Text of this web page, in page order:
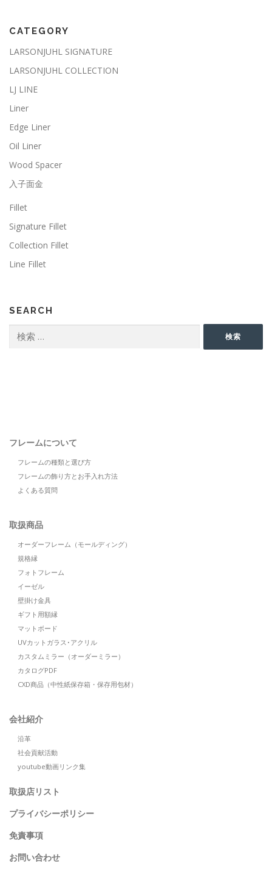
CATEGORY
LARSONJUHL SIGNATURE
LARSONJUHL COLLECTION
LJ LINE
Liner
Edge Liner
Oil Liner
Wood Spacer
入子面金
Fillet
Signature Fillet
Collection Fillet
Line Fillet
SEARCH
索:
検索
フレームについて
フレームの種類と選び方
フレームの飾り方とお手入れ方法
よくある質問
取扱商品
オーダーフレーム（モールディング）
規格縁
フォトフレーム
イーゼル
壁掛け金具
ギフト用額縁
マットボード
UVカットガラス･アクリル
カスタムミラー（オーダーミラー）
カタログPDF
CXD商品（中性紙保存箱・保存用包材）
会社紹介
沿革
社会貢献活動
youtube動画リンク集
取扱店リスト
プライバシーポリシー
免責事項
お問い合わせ